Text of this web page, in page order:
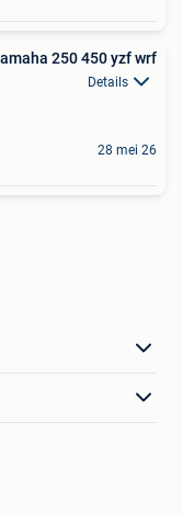
250 450 yzf wrf
Details
28 mei 26